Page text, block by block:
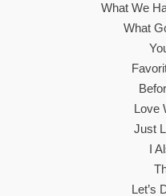
What We
What
Love
Just
I
Let’s